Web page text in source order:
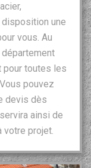
disposition une
vous. Au
pour toutes les
pouvez
devis dès
ainsi de
votre projet.